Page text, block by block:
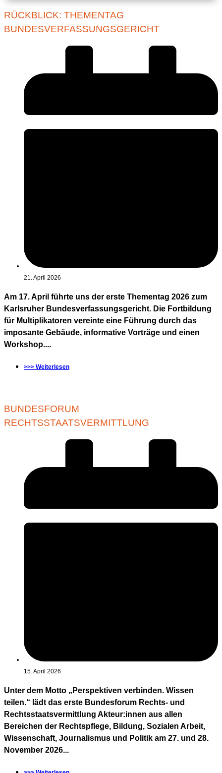
RÜCKBLICK: THEMENTAG
BUNDESVERFASSUNGSGERICHT
21. April 2026
Am 17. April führte uns der erste Thementag 2026 zum
Karlsruher Bundesverfassungsgericht. Die Fortbildung
für Multiplikatoren vereinte eine Führung durch das
imposante Gebäude, informative Vorträge und einen
Workshop....
>>> Weiterlesen
BUNDESFORUM
RECHTSSTAATSVERMITTLUNG
15. April 2026
Unter dem Motto „Perspektiven verbinden. Wissen
teilen.“ lädt das erste Bundesforum Rechts- und
Rechtsstaatsvermittlung Akteur:innen aus allen
Bereichen der Rechtspflege, Bildung, Sozialen Arbeit,
Wissenschaft, Journalismus und Politik am 27. und 28.
November 2026...